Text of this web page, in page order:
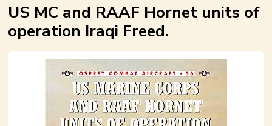
US MC and RAAF Hornet units of
operation Iraqi Freed.